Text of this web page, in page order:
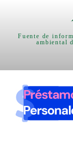
Fuente de
ambiental